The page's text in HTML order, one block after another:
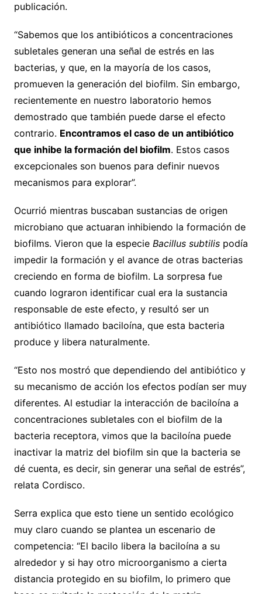
publicación.
“Sabemos que los antibióticos a concentraciones
subletales generan una señal de estrés en las
bacterias, y que, en la mayoría de los casos,
promueven la generación del biofilm. Sin embargo,
recientemente en nuestro laboratorio hemos
demostrado que también puede darse el efecto
contrario. Encontramos el caso de un antibiótico
que inhibe la formación del biofilm. Estos casos
excepcionales son buenos para definir nuevos
mecanismos para explorar”.
Ocurrió mientras buscaban sustancias de origen
microbiano que actuaran inhibiendo la formación de
biofilms. Vieron que la especie Bacillus subtilispodía
impedir la formación y el avance de otras bacterias
creciendo en forma de biofilm. La sorpresa fue
cuando lograron identificar cual era la sustancia
responsable de este efecto, y resultó ser un
antibiótico llamado baciloína, que esta bacteria
produce y libera naturalmente.
“Esto nos mostró que dependiendo del antibiótico y
su mecanismo de acción los efectos podían ser muy
diferentes. Al estudiar la interacción de baciloína a
concentraciones subletales con el biofilm de la
bacteria receptora, vimos que la baciloína puede
inactivar la matriz del biofilm sin que la bacteria se
dé cuenta, es decir, sin generar una señal de estrés”,
relata Cordisco.
Serra explica que esto tiene un sentido ecológico
muy claro cuando se plantea un escenario de
competencia: “El bacilo libera la baciloína a su
alrededor y si hay otro microorganismo a cierta
distancia protegido en su biofilm, lo primero que